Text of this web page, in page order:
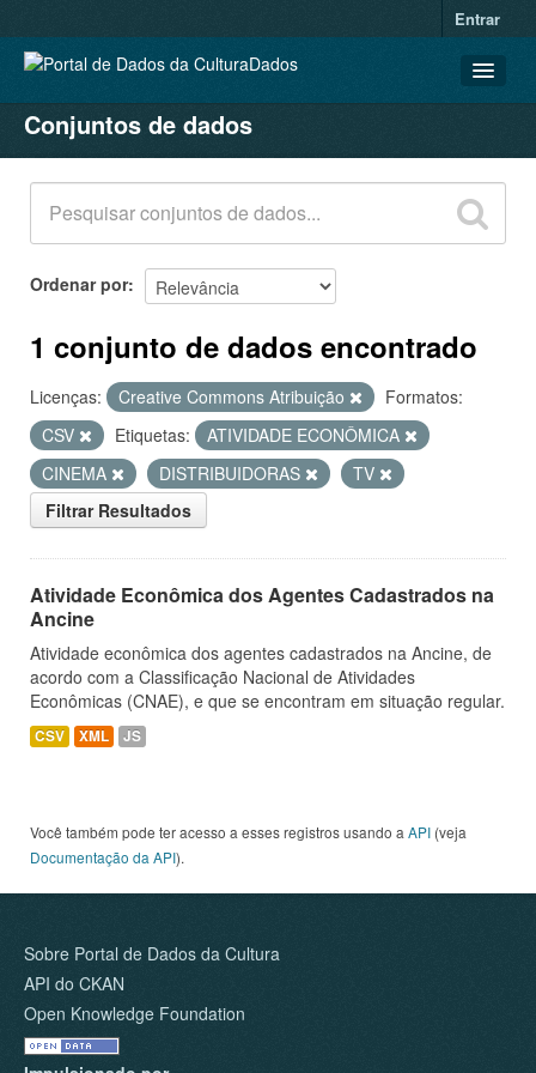
Entrar
CONJUNTOS DE DADOS
ORGANIZAÇÕES
GRUPOS
SOBRE
Conjuntos de dados
Ordenar por
1 conjunto de dados encontrado
Licenças: Creative Commons Atribuição
Formatos:
CSV
Etiquetas:
ATIVIDADE ECONÔMICA
CINEMA
DISTRIBUIDORAS
TV
Filtrar Resultados
Atividade Econômica dos Agentes Cadastrados na
Ancine
Atividade econômica dos agentes cadastrados na Ancine, de
acordo com a Classificação Nacional de Atividades
Econômicas (CNAE), e que se encontram em situação regular.
CSV XML JS
Você também pode ter acesso a esses registros usando a API (veja
Documentação da API).
Sobre Portal de Dados da Cultura
API do CKAN
Open Knowledge Foundation